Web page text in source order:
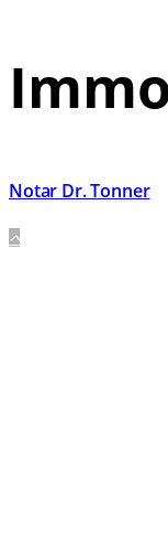
Notar Dr. Tonner